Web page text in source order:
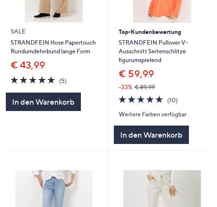
SALE
STRANDFEIN Hose Papertouch
Rundumdehnbund lange Form
€ 43,99
4.8
von
(5)5
In den Warenkorb
Top-Kundenbewertung
STRANDFEIN Pullover V-
Ausschnitt Seitenschlitze
figurumspielend
€ 59,99
-33% € 89,99
4.8
von
5
(10)10
Weitere Farben verfügbar
In den Warenkorb